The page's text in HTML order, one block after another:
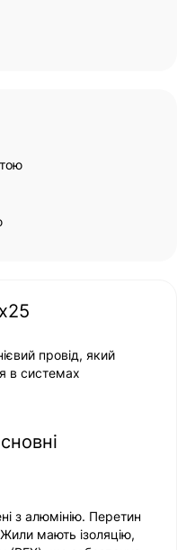
провід, який
в системах
з алюмінію. Перетин
мають ізоляцію,